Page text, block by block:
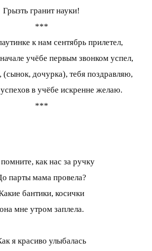
Грызть гранит науки!
***
к нам сентябрь прилетел,
учёбе первым звонком успел,
дочурка), тебя поздравляю,
в учёбе искренне желаю.
***
как нас за ручку
парты мама провела?
бантики, косички
она мне утром заплела.
я красиво улыбалась